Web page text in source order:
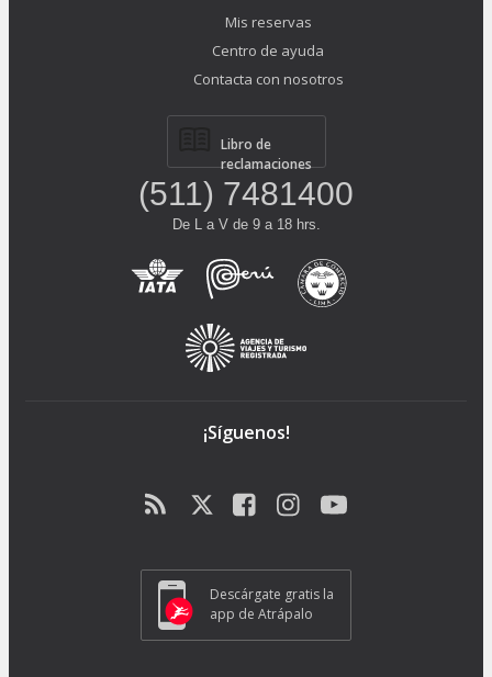
Mis reservas
Centro de ayuda
Contacta con nosotros
Libro de
reclamaciones
(511) 7481400
De L a V de 9 a 18 hrs.
¡Síguenos!
Descárgate gratis la
app de Atrápalo